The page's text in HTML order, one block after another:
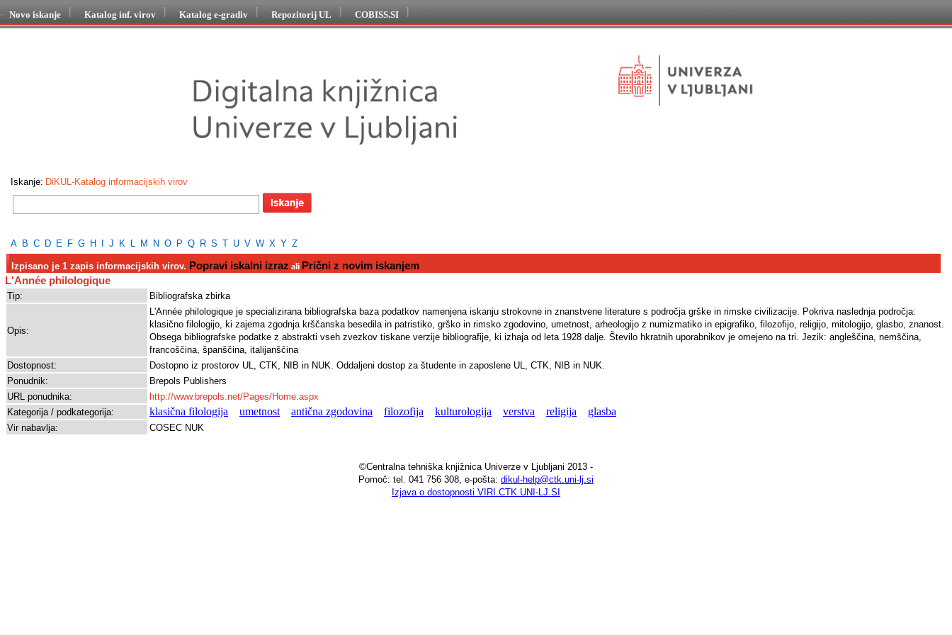
Novo iskanje Katalog inf. virov Katalog e-gradiv Repozitorij UL COBISS.SI
Iskanje: DiKUL-Katalog informacijskih virov
A B C D E F G H J K L M N O P Q R S T U V W X Y Z
Izpisano je 1 zapis informacijskih virov. Popravi iskalni izraz ali Prični z novim iskanjem
L'Année philologique
Tip: Bibliografska zbirka
Opis:
L'Année philologique je specializirana bibliografska baza podatkov namenjena iskanju strokovne in znanstvene literature s področja grške in rimske civilizacije. Pokriva naslednja področja:
klasično filologijo, ki zajema zgodnja krščanska besedila in patristiko, grško in rimsko zgodovino, umetnost, arheologijo z numizmatiko in epigrafiko, filozofijo, religijo, mitologijo, glasbo, znanost.
Obsega bibliografske podatke z abstrakti vseh zvezkov tiskane verzije bibliografije, ki izhaja od leta 1928 dalje. Število hkratnih uporabnikov je omejeno na tri. Jezik: angleščina, nemščina,
francoščina, španščina, italijanščina
Dostopnost:
Dostopno iz prostorov UL, CTK, NIB in NUK. Oddaljeni dostop za študente in zaposlene UL, CTK, NIB in NUK.
Ponudnik:
Brepols Publishers
URL ponudnika:
http://www.brepols.net/Pages/Home.aspx
Kategorija / podkategorija:
klasična filologija umetnost antična zgodovina filozofija kulturologija verstva religija glasba
Vir nabavlja: COSEC NUK
©Centralna tehniška knjižnica Univerze v Ljubljani 2013 -
Pomoč: tel. 041 756 308, e-pošta: dikul-help@ctk.uni-lj.si
Izjava o dostopnosti VIRI.CTK.UNI-LJ.SI